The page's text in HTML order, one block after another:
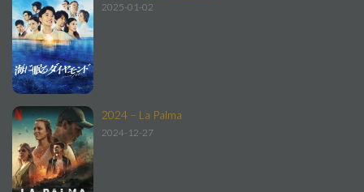
2025-01-02
2024 – La Palma
2024-12-27